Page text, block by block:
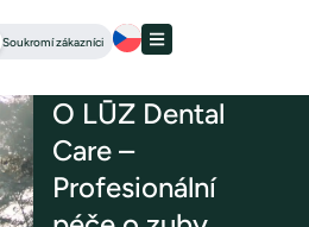
Soukromí zákazníci
O LŪZ Dental
Care –
Profesionální